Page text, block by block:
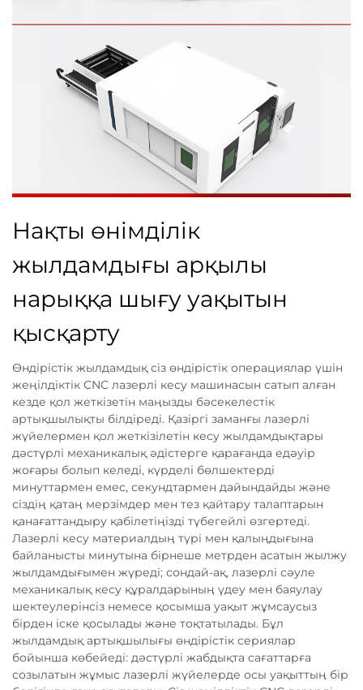
Нақты өнімділік
жылдамдығы арқылы
нарыққа шығу уақытын
қысқарту
Өндірістік жылдамдық сіз өндірістік операциялар үшін
жеңілдіктік CNC лазерлі кесу машинасын сатып алған
кезде қол жеткізетін маңызды бәсекелестік
артықшылықты білдіреді. Қазіргі заманғы лазерлі
жүйелермен қол жеткізілетін кесу жылдамдықтары
дәстүрлі механикалық әдістерге қарағанда едәуір
жоғары болып келеді, күрделі бөлшектерді
минуттармен емес, секундтармен дайындайды және
сіздің қатаң мерзімдер мен тез қайтару талаптарын
қанағаттандыру қабілетіңізді түбегейлі өзгертеді.
Лазерлі кесу материалдың түрі мен қалыңдығына
байланысты минутына бірнеше метрден асатын жылжу
жылдамдығымен жүреді; сондай-ақ, лазерлі сәуле
механикалық кесу құралдарының үдеу мен баяулау
шектеулерінсіз немесе қосымша уақыт жұмсаусыз
бірден іске қосылады және тоқтатылады. Бұл
жылдамдық артықшылығы өндірістік сериялар
бойынша көбейеді: дәстүрлі жабдықта сағаттарға
созылатын жұмыс лазерлі жүйелерде осы уақыттың бір